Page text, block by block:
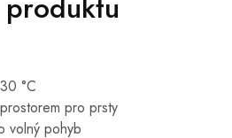
°C
pro prsty
volný pohyb